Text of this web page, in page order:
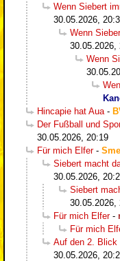
Wenn Siebert
30.05.2026,
Wenn
30.05.2026,
Wenn
Hincapie hat Aua -
Der Fußball und
30.05.2026, 20:19
Für mich Elfer-
Siebert macht
30.05.2026,
Siebert
30.05.2026,
Für mich Elfer-
Für mich
Auf den 2. Blick
30.05.2026,